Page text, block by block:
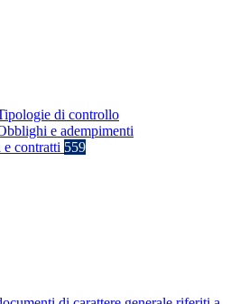
di controllo
e adempimenti
contratti 559